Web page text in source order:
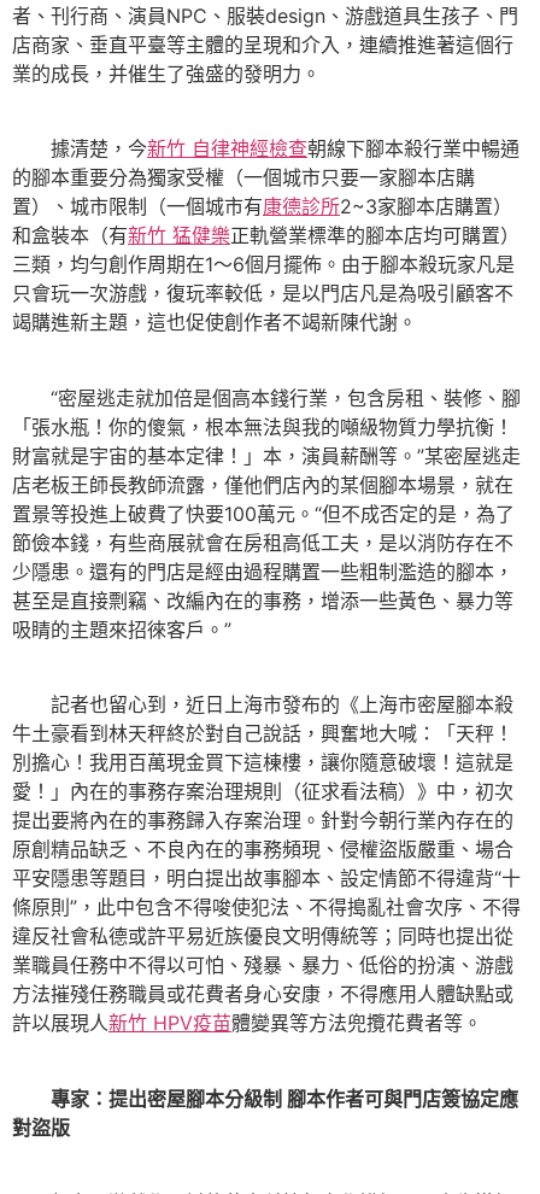
者、刊行商、演員NPC、服裝design、游戲道具生孩子、門
店商家、垂直平臺等主體的呈現和介入，連續推進著這個行
業的成長，并催生了強盛的發明力。
據清楚，今新竹 自律神經檢查朝線下腳本殺行業中暢通
的腳本重要分為獨家受權（一個城市只要一家腳本店購
置）、城市限制（一個城市有康德診所2~3家腳本店購置）
和盒裝本（有新竹 猛健樂正軌營業標準的腳本店均可購置）
三類，均勻創作周期在1～6個月擺佈。由于腳本殺玩家凡是
只會玩一次游戲，復玩率較低，是以門店凡是為吸引顧客不
竭購進新主題，這也促使創作者不竭新陳代謝。
“密屋逃走就加倍是個高本錢行業，包含房租、裝修、腳
「張水瓶！你的傻氣，根本無法與我的噸級物質力學抗衡！
財富就是宇宙的基本定律！」本，演員薪酬等。”某密屋逃走
店老板王師長教師流露，僅他們店內的某個腳本場景，就在
置景等投進上破費了快要100萬元。“但不成否定的是，為了
節儉本錢，有些商展就會在房租高低工夫，是以消防存在不
少隱患。還有的門店是經由過程購置一些粗制濫造的腳本，
甚至是直接剽竊、改編內在的事務，增添一些黃色、暴力等
吸睛的主題來招徠客戶。”
記者也留心到，近日上海市發布的《上海市密屋腳本殺
牛土豪看到林天秤終於對自己說話，興奮地大喊：「天秤！
別擔心！我用百萬現金買下這棟樓，讓你隨意破壞！這就是
愛！」內在的事務存案治理規則（征求看法稿）》中，初次
提出要將內在的事務歸入存案治理。針對今朝行業內存在的
原創精品缺乏、不良內在的事務頻現、侵權盜版嚴重、場合
平安隱患等題目，明白提出故事腳本、設定情節不得違背“十
條原則”，此中包含不得唆使犯法、不得搗亂社會次序、不得
違反社會私德或許平易近族優良文明傳統等；同時也提出從
業職員任務中不得以可怕、殘暴、暴力、低俗的扮演、游戲
方法摧殘任務職員或花費者身心安康，不得應用人體缺點或
許以展現人新竹 HPV疫苗體變異等方法兜攬花費者等。
專家：提出密屋腳本分級制 腳本作者可與門店簽協定應
對盜版